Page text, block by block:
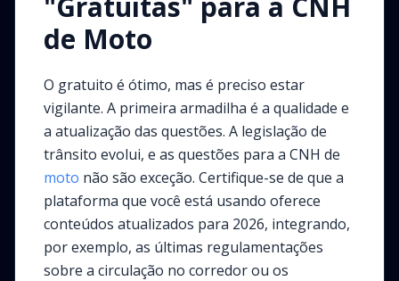
de Moto
O gratuito é ótimo, mas é preciso estar
vigilante. A primeira armadilha é a qualidade e
a atualização das questões. A legislação de
trânsito evolui, e as questões para a CNH de
moto não são exceção. Certifique-se de que a
plataforma que você está usando oferece
conteúdos atualizados para 2026, integrando,
por exemplo, as últimas regulamentações
sobre a circulação no corredor ou os